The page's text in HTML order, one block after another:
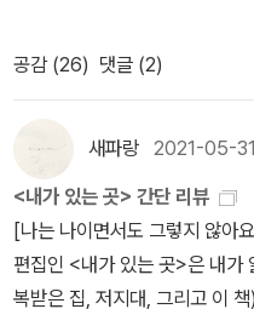
써 무시하려 하나 늘 상처받게
아가는 우리들에게, 이 책에 실
그 감정을 똑바로 보기를 설득
단, 이민자만의 이야기가 아니
겠다.말꼬리) 난 원제인
맘에 든다. <그저 좋은 사람>
다>의 연작은 정말 인상깊었
얘기하듯 이끌어가는데 그를 사
어머니가 유방암으로 죽기 전
영장이 있는 집에서 생을 마감
서 벗어나서 온전히 죽음에 맞
었다. <한해의 끝>은 코쉭이 해
춘의 방황을 담았다. 어머니의
을 만들어낸 것이리라. <뭍에
연히 만나게 되어 결국 사랑하
전제는 '장서가 무한하다'는 것
기능은 무지를 가시화하는 것입
같은 거 말고도 좀 사달라고...
책인데, 내 취향이라고 말하긴
좋아하는 지는 알겠다. 이 단편
뷰가 많아서 그것도 한 번 읽어
일 탱크데이 사건 전 첫째 (고
스타벅스 가려다가 자리가 없
다. 그리고 재생시켰는데, 오!!
영화에 대한 기대가 생각보다
이 드는 것이다. 순식간에 <패
각이 났다. 패스트 라이브즈의
을 것이다, 라는 확신이 있었다.
좋아하냐고 물어보면 셀린 송
본게 전부였지만, 패스트 라이
데 생각보다 더 좋은 영화였다.
은유> <탈코르셋 선언> <섹스
들은 모른다> <여성의 대의> 여성주의 책읽기 1,2월 도서 미리 구
입. <남성됨과 정치> <무엇이 아름다
중고점에서 구입. <감정 자본
가> <우먼카인드 14> <세미나책> <마이너 필링스> 9월~지금까
지 알라딘에서 산 책들. 굳이
어책을 엄청 샀다.ㅠㅠ 간만의
공감 (26) 댓글 (2)
새파랑 2021-05-31
<내가 있는 곳> 간단 리뷰
[나는 나이면서도 그렇지 않아
편집인 <내가 있는 곳>은 내가
복받은 집, 저지대, 그리고 이